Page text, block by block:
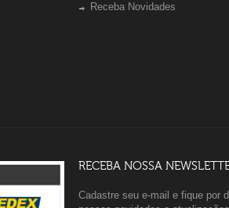
Receba Novidades
RECEBA NOSSA
Cadastre seu e-mail e fique por